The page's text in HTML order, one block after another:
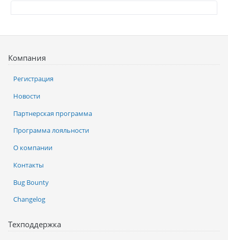
Компания
Регистрация
Новости
Партнерская программа
Программа лояльности
О компании
Контакты
Bug Bounty
Changelog
Техподдержка